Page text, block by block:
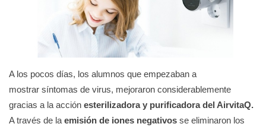
A los pocos días, los alumnos que empezaban a
mostrar síntomas de virus, mejoraron considerablemente
gracias a la acción esterilizadora y purificadora del AirvitaQ.
A través de la emisión de iones negativos se eliminaron los